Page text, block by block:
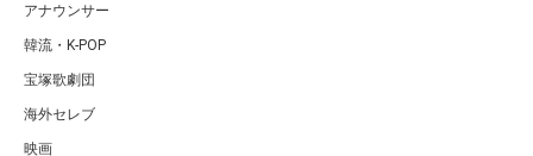
アナウンサー
韓流・K-POP
宝塚歌劇団
海外セレブ
映画